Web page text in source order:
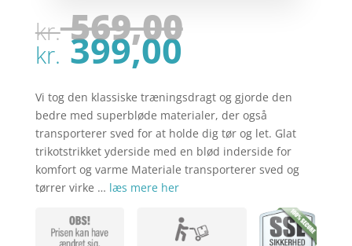
kr.569,00Den
var:
kr.
kr.399,00Den
pris
er:
kr.
Vi tog den klassiske træningsdragt og gjorde den
bedre med superbløde materialer, der også
transporterer sved for at holde dig tør og let. Glat
trikotstrikket yderside med en blød inderside for
komfort og varme Materiale transporterer sved og
tørrer virke … læs mere her